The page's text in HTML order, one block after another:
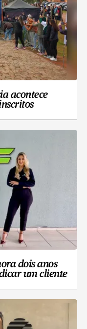
acontece
dois anos
um cliente